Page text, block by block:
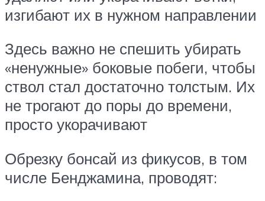
изгибают их в нужном направлении
Здесь важно не спешить убирать
«ненужные» боковые побеги, чтобы
ствол стал достаточно толстым. Их
не трогают до поры до времени,
просто укорачивают
Обрезку бонсай из фикусов, в том
числе Бенджамина, проводят: